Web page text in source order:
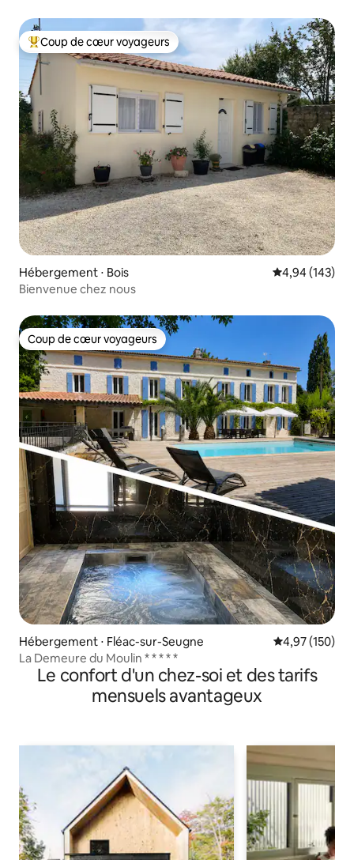
Coups de cœur voyageurs les plus appréciés
Coup de cœur voyageurs
Hébergement ⋅ Bois Évaluation
4,94 (143)
Bienvenue chez nous
Coup de cœur voyageurs
Coup de cœur voyageurs
Hébergement ⋅ Fléac-sur-Seugne Évaluation
4,97 (150)
La Demeure du Moulin * * * * *
Le confort d'un chez-soi et des tarifs
mensuels avantageux